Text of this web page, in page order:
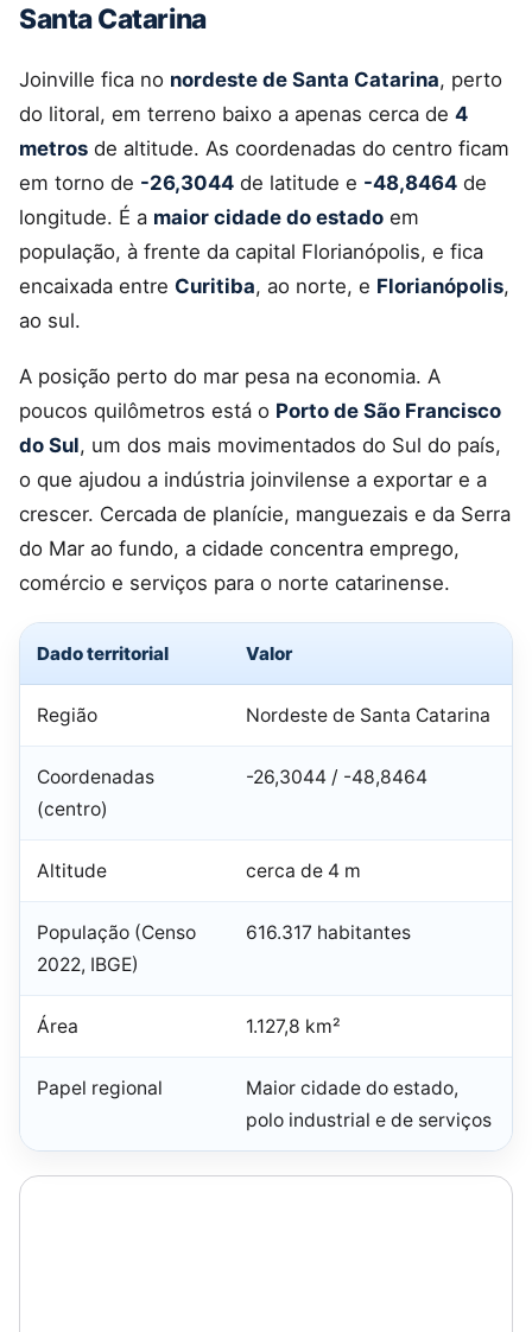
Santa Catarina
Joinville fica no nordeste de Santa Catarina, perto
do litoral, em terreno baixo a apenas cerca de 4
metros de altitude. As coordenadas do centro ficam
em torno de -26,3044 de latitude e -48,8464 de
longitude. É a maior cidade do estado em
população, à frente da capital Florianópolis, e fica
encaixada entre Curitiba, ao norte, e Florianópolis,
ao sul.
A posição perto do mar pesa na economia. A
poucos quilômetros está o Porto de São Francisco
do Sul, um dos mais movimentados do Sul do país,
o que ajudou a indústria joinvilense a exportar e a
crescer. Cercada de planície, manguezais e da Serra
do Mar ao fundo, a cidade concentra emprego,
comércio e serviços para o norte catarinense.
Dado territorial Valor
Região Nordeste de Santa Catarina
Coordenadas
(centro)
-26,3044 / -48,8464
Altitude cerca de 4 m
População (Censo
2022, IBGE)
616.317 habitantes
Área 1.127,8 km²
Papel regional
Maior cidade do estado,
polo industrial e de serviços